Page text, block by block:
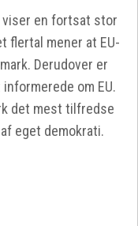
en fortsat stor
flertal mener at EU-
Derudover er
om EU.
det mest tilfredse
eget demokrati.